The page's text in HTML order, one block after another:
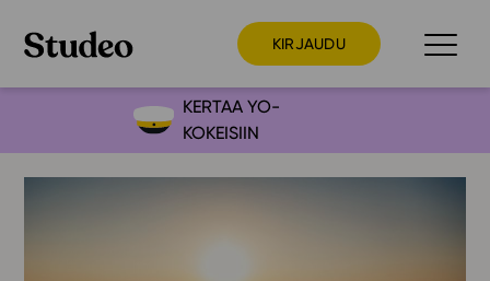
KIRJAUDU
Preppaaja
KERTAA YO-
KOKEISIIN